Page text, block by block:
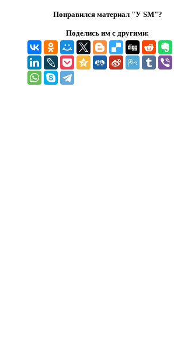
Понравился материал "У SM"?
Поделись им с другими: